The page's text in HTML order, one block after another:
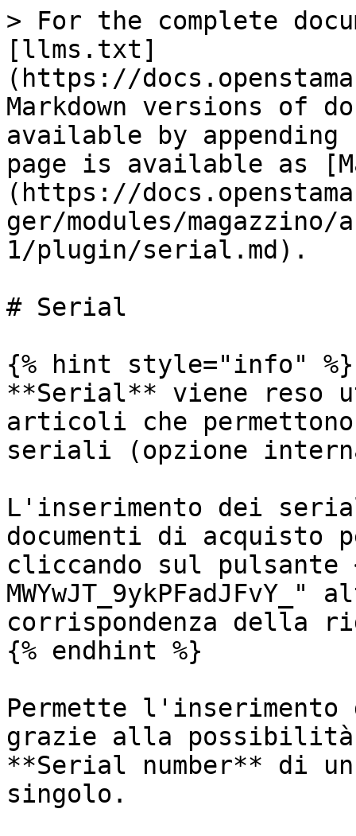
> For the complete
[llms.txt]
(https://
Markdown versions of
available by
page is available as
(https://
ger/modules/
1/plugin/serial.md).
# Serial
{% hint style="info" %}
**Serial** viene reso
articoli che
seriali (opzione
L'inserimento dei
documenti di
cliccando sul
corrispondenza della
{% endhint %}
Permette
grazie alla possibilità
**Serial number** di
singolo.